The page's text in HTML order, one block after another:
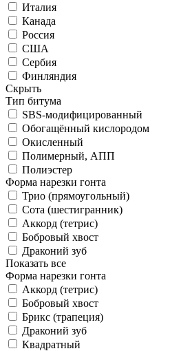
Италия
Канада
Россия
США
Сербия
Финляндия
Скрыть
Тип битума
SBS-модифицированный
Обогащённый кислородом
Окисленный
Полимерный, АПП
Полиэстер
Форма нарезки гонта
Трио (прямоугольный)
Сота (шестигранник)
Аккорд (тетрис)
Бобровый хвост
Драконий зуб
Показать все
Форма нарезки гонта
Аккорд (тетрис)
Бобровый хвост
Брикс (трапеция)
Драконий зуб
Квадратный